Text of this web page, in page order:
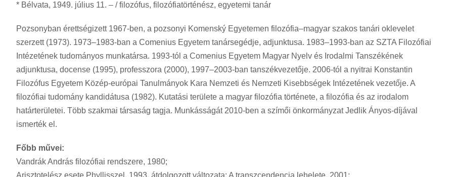
* Bélvata, 1949. július 11. – / filozófus, filozófiatörténész, egyetemi tanár
Pozsonyban érettségizett 1967-ben, a pozsonyi Komenský Egyetemen filozófia–magyar szakos tanári oklevelet
szerzett (1973). 1973–1983-ban a Comenius Egyetem tanársegédje, adjunktusa. 1983–1993-ban az SZTA Filozófiai
Intézetének tudományos munkatársa. 1993-tól a Comenius Egyetem Magyar Nyelv és Irodalmi Tanszékének
adjunktusa, docense (1995), professzora (2000), 1997–2003-ban tanszékvezetője. 2006-tól a nyitrai Konstantin
Filozófus Egyetem Közép-európai Tanulmányok Kara Nemzeti és Nemzeti Kisebbségek Intézetének vezetője. A
filozófiai tudomány kandidátusa (1982). Kutatási területe a magyar filozófia története, a filozófia és az irodalom
határterületei. Több szakmai társaság tagja. Munkásságát 2010-ben a szímői önkormányzat Jedlik Ányos-díjával
ismerték el.
Főbb művei:
Vandrák András filozófiai rendszere, 1980;